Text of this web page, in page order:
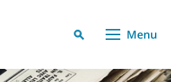
Menu